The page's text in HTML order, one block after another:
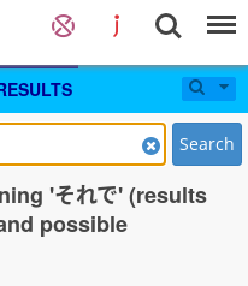
Search
'それで' (results
possible